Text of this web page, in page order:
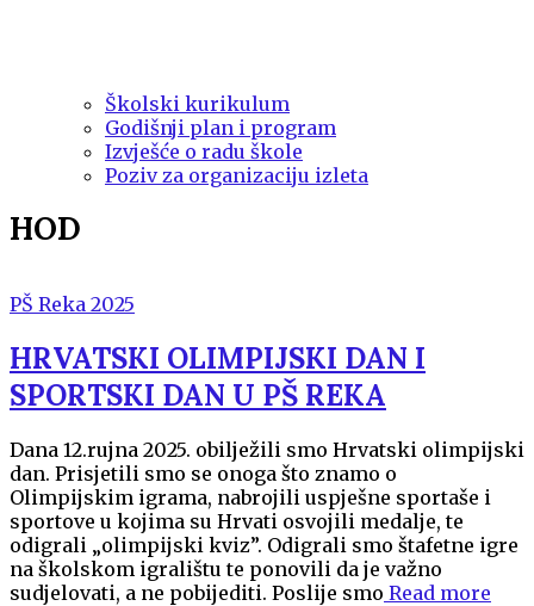
Školski kurikulum
Godišnji plan i program
Izvješće o radu škole
Poziv za organizaciju izleta
HOD
PŠ Reka 2025
HRVATSKI OLIMPIJSKI DAN I
SPORTSKI DAN U PŠ REKA
Dana 12.rujna 2025. obilježili smo Hrvatski olimpijski
dan. Prisjetili smo se onoga što znamo o
Olimpijskim igrama, nabrojili uspješne sportaše i
sportove u kojima su Hrvati osvojili medalje, te
odigrali „olimpijski kviz”. Odigrali smo štafetne igre
na školskom igralištu te ponovili da je važno
sudjelovati, a ne pobijediti. Poslije smo Read more